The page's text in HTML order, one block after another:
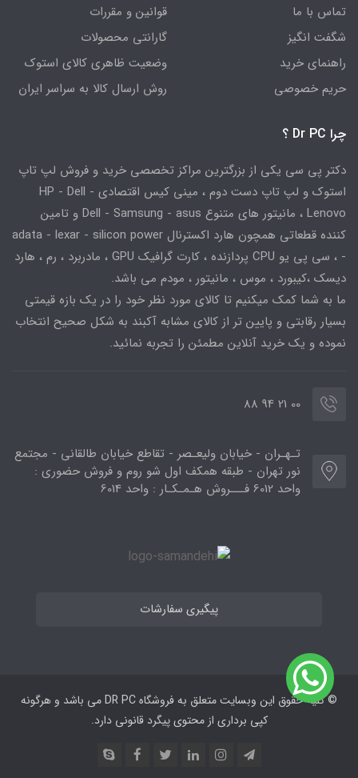
تماس با ما
شگفت انگیز
راهنمای خرید
حریم خصوصی
قوانین و مقررات
گارانتی محصولات
وضعیت ظاهری کالای استوک
روش ارسال کالا به سراسر ایران
چرا Dr PC ؟
دکتر پی سی یکی از بزرگترین مراکز تخصصی خرید و فروش لپ تاپ
استوک و لپ تاپ دست دوم ، مینی کیس اقتصادی HP - Dell -
Lenovo ، مانیتور های متنوع Dell - Samsung - asus و تامین
کننده قطعاتی همچون هارد اکسترنال adata - lexar - silicon power
- ، سی پی یو CPU پردازنده ، کارت گرافیک GPU ، مادربرد ، رم ، هارد
دیسک ،کیبورد ، موس ، مانیتور ، مودم می باشد.
ما به شما کمک میکنیم تا کالای مورد نظر خود را در یک بازه قیمتی
بسیار رقابتی و پایین تر از کالای مشابه آکبند به شکل صحیح انتخاب
نموده و یک خرید آنلاین مطمئن را تجربه نمائید.
00 21 94 88
تـهـران - خیابان ولیعـصر - تقاطع خیابان طالقانی - مجتمع
نور تهران - طبقه همکف اول شو روم و فروش حضوری :
واحد 6012 فـــروش هـمـکـار : واحد 6014
پیگیری سفارشات
© کلیه حقوق این وبسایت متعلق به فروشگاه DR PC می ‌باشد و هرگونه
کپی برداری از محتوی پیگرد قانونی دارد.